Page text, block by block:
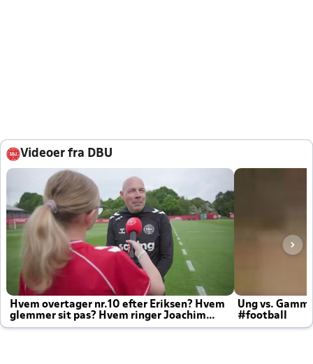
Videoer fra DBU
Hvem overtager nr.10 efter Eriksen? Hvem
glemmer sit pas? Hvem ringer Joachim
altid til efter kampe?
Ung vs.
#football